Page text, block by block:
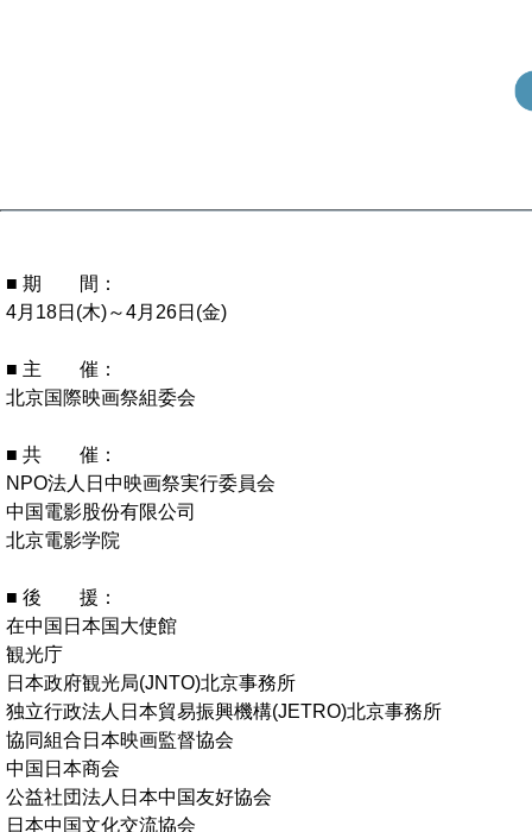
■ 期 間：
4月18日(木)～4月26日(金)
■ 主 催：
北京国際映画祭組委会
■ 共 催：
NPO法人日中映画祭実行委員会
中国電影股份有限公司
北京電影学院
■ 後 援：
在中国日本国大使館
観光庁
日本政府観光局(JNTO)北京事務所
独立行政法人日本貿易振興機構(JETRO)北京事務所
協同組合日本映画監督協会
中国日本商会
公益社団法人日本中国友好協会
日本中国文化交流協会